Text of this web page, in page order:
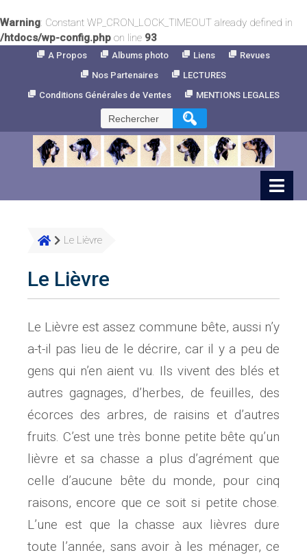
Warning: Constant WP_CRON_LOCK_TIMEOUT already defined in
/htdocs/wp-config.php on line 93
A Propos Albums photo Liens
Revues
Nos Partenaires
LECTURES
Conditions Générales de Ventes
MENTIONS LEGALES
Rechercher :
Le Lièvre
Le Lièvre
Le Lièvre est assez commune bête, aussi n’y
a-t-il pas lieu de le décrire, car il y a peu de
gens qui n’en aient vu. Ils vivent des blés et
autres gagnages, d’herbes, de feuilles, des
écorces des arbres, de raisins et d’autres
fruits. C’est une très bonne petite bête qu’un
lièvre et sa chasse a plus d’agrément que
celle d’aucune bête du monde, pour cinq
raisons, encore que ce soit si petite chose.
L’une est que la chasse aux lièvres dure
toute l’année, sans avoir à les ménager, ce